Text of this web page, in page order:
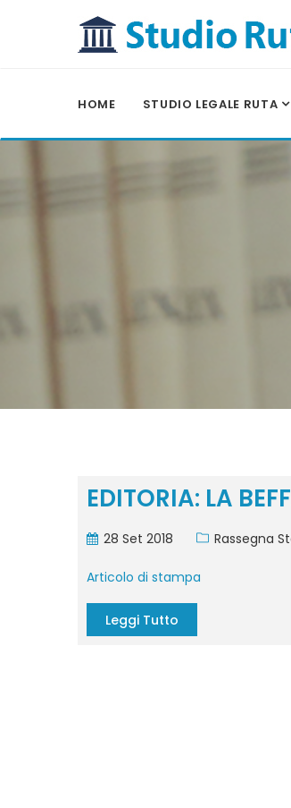
HOME STUDIO LEGALE RUTA
EDITORIA: LA
28 Set 2018 Rassegna
Articolo di stampa
Leggi Tutto